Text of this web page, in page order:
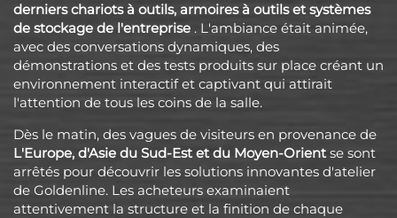
derniers chariots à outils, armoires à outils et systèmes
de stockage de l'entreprise . L'ambiance était animée,
avec des conversations dynamiques, des
démonstrations et des tests produits sur place créant un
environnement interactif et captivant qui attirait
l'attention de tous les coins de la salle.
Dès le matin, des vagues de visiteurs en provenance de
L'Europe, d'Asie du Sud-Est et du Moyen-Orientse sont
arrêtés pour découvrir les solutions innovantes d'atelier
de Goldenline. Les acheteurs examinaient
attentivement la structure et la finition de chaque